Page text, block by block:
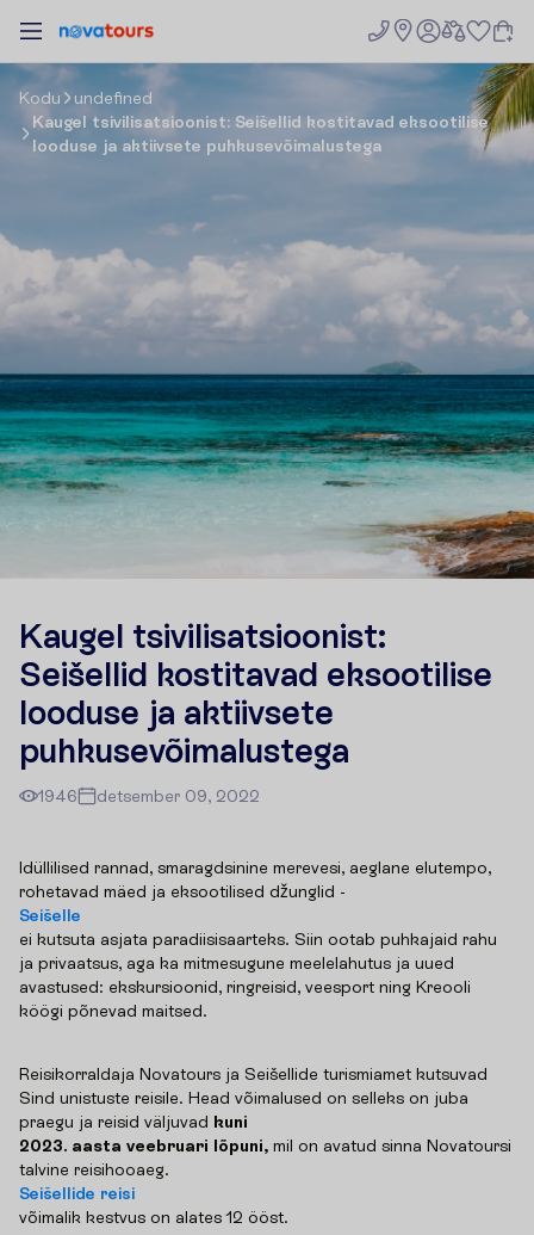
Kodu
undefined
Kaugel tsivilisatsioonist: Seišellid kostitavad eksootilise
looduse ja aktiivsete puhkusevõimalustega
Kaugel tsivilisatsioonist:
Seišellid kostitavad eksootilise
looduse ja aktiivsete
puhkusevõimalustega
1946 detsember 09, 2022
Idüllilised rannad, smaragdsinine merevesi, aeglane elutempo,
rohetavad mäed ja eksootilised džunglid -
Seišelle
ei kutsuta asjata paradiisisaarteks. Siin ootab puhkajaid rahu
ja privaatsus, aga ka mitmesugune meelelahutus ja uued
avastused: ekskursioonid, ringreisid, veesport ning Kreooli
köögi põnevad maitsed.
Reisikorraldaja Novatours ja Seišellide turismiamet kutsuvad
Sind unistuste reisile. Head võimalused on selleks on juba
praegu ja reisid väljuvad kuni
2023. aasta veebruari lõpuni, mil on avatud sinna Novatoursi
talvine reisihooaeg.
Seišellide reisi
võimalik kestvus on alates 12 ööst.